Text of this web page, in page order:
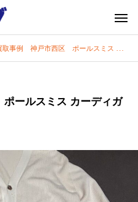
取事例 神戸市西区 ポールスミス カーディガン
ールスミス カーディガ